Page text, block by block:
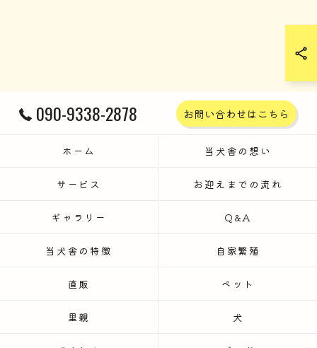
090-9338-2878 お問い合わせはこちら
ホーム 当犬舎の想い
サービス お迎えまでの流れ
ギャラリー Q&A
当犬舎の特徴 自家繁殖
直販 ペット
里親 犬